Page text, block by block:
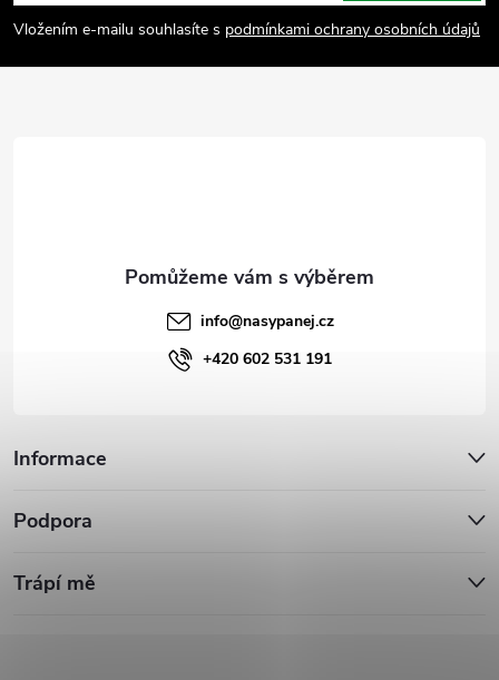
p
a
Vložením e-mailu souhlasíte s podmínkami ochrany osobních údajů
Informace
Podpora
Trápí mě
info@nasypanej.cz
+420 602 531 191